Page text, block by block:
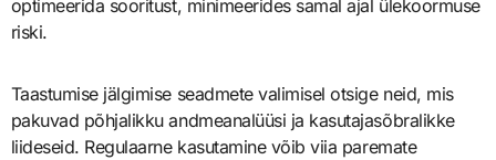
optimeerida sooritust, minimeerides samal ajal ülekoormuse
riski.
Taastumise jälgimise seadmete valimisel otsige neid, mis
pakuvad põhjalikku andmeanalüüsi ja kasutajasõbralikke
liideseid. Regulaarne kasutamine võib viia paremate